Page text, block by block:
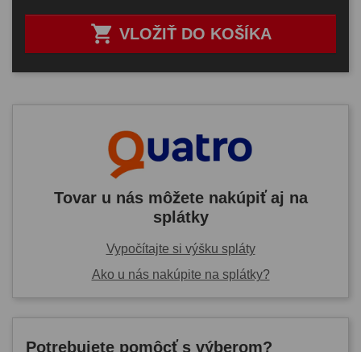
 VLOŽIŤ DO KOŠÍKA
Tovar u nás môžete nakúpiť aj na
splátky
Vypočítajte si výšku spláty
Ako u nás nakúpite na splátky?
Potrebujete pomôcť s výberom?